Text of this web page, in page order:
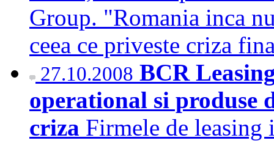
Group. "Romania inca
ceea ce priveste criza
27.10.2008 BCR
operational si produse
criza Firmele de leasing